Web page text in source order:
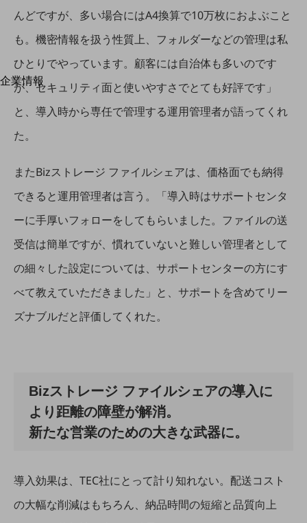
別ウィンドウで開きます
企業情報
企業情報TOP
会社案内
沿革
社長からのご挨拶
事業拠点
グループ会社
会社案内パンフレット
ニュースルーム
お知らせ
社外からの評価実績
サステナビリティ
NTTドコモビジネスグループのサステナビリティ
サステナビリティ基本方針
んどですが、多い場合にはA4換算で10万枚におよぶこと
も。機密情報を扱う性質上、フォルダーなどの管理は私
ひとりでやっています。顧客には自治体も多いのです
が、セキュリティ面と使いやすさでとても好評です」
と、導入時から専任で管理する運用管理者が語ってくれ
た。
またBizストレージ ファイルシェアは、価格面でも納得
できると運用管理者は言う。「導入時はサポートセンタ
ーに手厚いフォローをしてもらいました。ファイルの送
受信は簡単ですが、慣れていないと難しい管理者として
の細々した設定については、サポートセンターの方にす
べて教えていただきました」と、サポートを含めてリー
ズナブルだと評価してくれた。
Bizストレージ ファイルシェアの導入に
より距離の障壁が解消。
新たな営業のための大きな武器に。
導入効果は、TEC社にとって計り知れない。配送コスト
の大幅な削減はもちろん、納品時間の短縮と品質向上